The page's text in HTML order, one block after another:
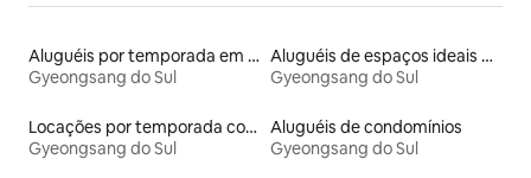
Aluguéis por temporada em acampamentos
Gyeongsang do Sul
Aluguéis de espaços ideais para famílias
Gyeongsang do Sul
Locações por temporada com piscina
Gyeongsang do Sul
Aluguéis de condomínios
Gyeongsang do Sul